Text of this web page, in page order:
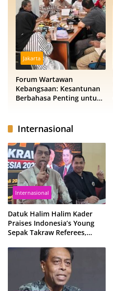
Jakarta
Forum Wartawan
Kebangsaan: Kesantunan
Berbahasa Penting untuk
Internasional
Internasional
Datuk Halim Halim Kader
Praises Indonesia’s Young
Sepak Takraw Referees,
Assignments